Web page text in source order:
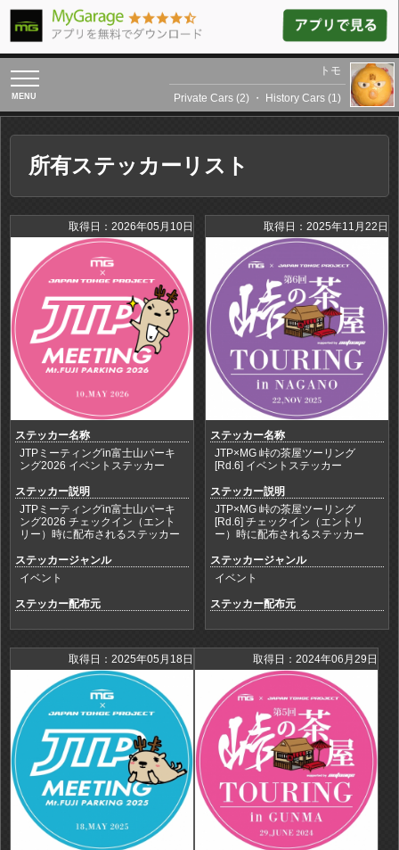
toggle
navigation
トモ
Private Cars (2) ・ History Cars (1)
所有ステッカーリスト
取得日：2026年05月10日
ステッカー名称
JTPミーティングin富士山パーキ
ング2026 イベントステッカー
ステッカー説明
JTPミーティングin富士山パーキ
ング2026 チェックイン（エント
リー）時に配布されるステッカー
ステッカージャンル
イベント
ステッカー配布元
取得日：2025年11月22日
ステッカー名称
JTP×MG 峠の茶屋ツーリング
[Rd.6] イベントステッカー
ステッカー説明
JTP×MG 峠の茶屋ツーリング
[Rd.6] チェックイン（エントリ
ー）時に配布されるステッカー
ステッカージャンル
イベント
ステッカー配布元
取得日：2025年05月18日 取得日：2024年06月29日